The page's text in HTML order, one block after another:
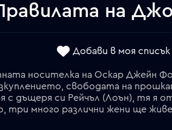
на
Добави в моя списък
носителка на Оскар Джейн
свободата на
с дъщеря си Рейчъл (Лоън), тя я
три много различни жени ще